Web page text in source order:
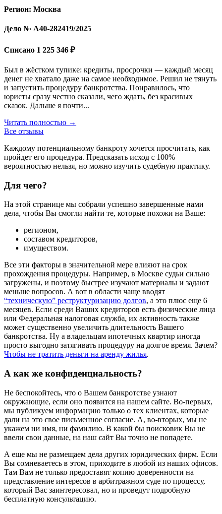
Регион: Москва
Дело № А40-282419/2025
Списано 1 225 346 ₽
Был в жёстком тупике: кредиты, просрочки — каждый месяц
денег не хватало даже на самое необходимое. Решил не тянуть
и запустить процедуру банкротства. Понравилось, что
юристы сразу честно сказали, чего ждать, без красивых
сказок. Дальше я почти...
Читать полностью →
Все отзывы
Каждому потенциальному банкроту хочется просчитать, как
пройдет его процедура. Предсказать исход с 100%
вероятностью нельзя, но можно изучить судебную практику.
Для чего?
На этой странице мы собрали успешно завершенные нами
дела, чтобы Вы смогли найти те, которые похожи на Ваше:
регионом,
составом кредиторов,
имуществом.
Все эти факторы в значительной мере влияют на срок
прохождения процедуры. Например, в Москве судьи сильно
загружены, и поэтому быстрее изучают материалы и задают
меньше вопросов. А вот в области чаще вводят
“техническую” реструктуризацию долгов, а это плюс еще 6
месяцев. Если среди Ваших кредиторов есть физические лица
или Федеральная налоговая служба, их активность также
может существенно увеличить длительность Вашего
банкротства. Ну а владельцам ипотечных квартир иногда
просто выгодно затягивать процедуру на долгое время. Зачем?
Чтобы не тратить деньги на аренду жилья.
А как же конфиденциальность?
Не беспокойтесь, что о Вашем банкротстве узнают
окружающие, если оно появится на нашем сайте. Во-первых,
мы публикуем информацию только о тех клиентах, которые
дали на это свое письменное согласие. А, во-вторых, мы не
укажем ни имя, ни фамилию. В какой бы поисковик Вы не
ввели свои данные, на наш сайт Вы точно не попадете.
А еще мы не размещаем дела других юридических фирм. Если
Вы сомневаетесь в этом, приходите в любой из наших офисов.
Там Вам не только предоставят копию доверенности на
представление интересов в арбитражном суде по процессу,
который Вас заинтересовал, но и проведут подробную
бесплатную консультацию.